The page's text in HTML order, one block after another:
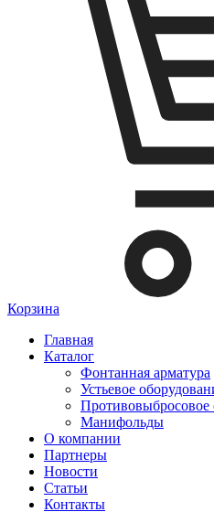
Корзина
Главная
Каталог
Фонтанная арматура
Устьевое
Противовыбросовое
Манифольды
О компании
Партнеры
Новости
Статьи
Контакты